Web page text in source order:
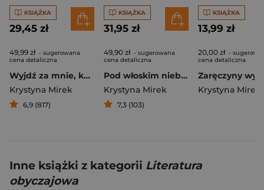
KSIĄŻKA
29,45 zł
49,99 zł - sugerowana
cena detaliczna
Wyjdź za mnie, kochanie
Krystyna Mirek
6,9 (817)
KSIĄŻKA
31,95 zł
49,90 zł - sugerowana
cena detaliczna
Pod włoskim niebem
Krystyna Mirek
7,3 (103)
KSIĄŻKA
13,99 zł
20,00 zł -
cena detaliczna
Krystyna Mirek
Inne książki z kategorii Literatura
obyczajowa